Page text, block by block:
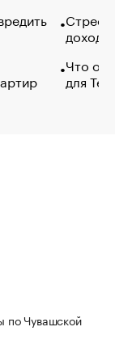
Что
для
по Чувашской